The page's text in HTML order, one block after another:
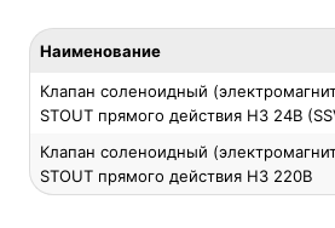
Наименование
Клапан соленоидный
STOUT прямого действия НЗ 24В
Клапан соленоидный
STOUT прямого действия НЗ 220В